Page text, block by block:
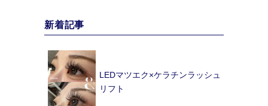
新着記事
LEDマツエク×ケラチンラッシュ
リフト